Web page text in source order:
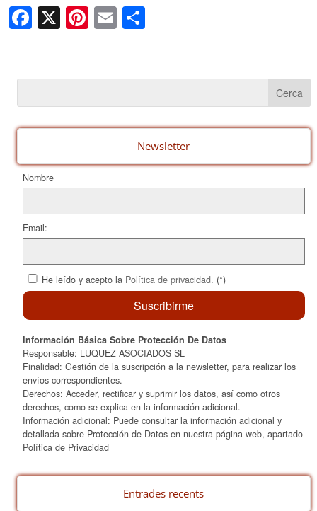
F
a
e
b
o
k
X Pi
nt
e
st
E
m
C
p
ar
te
ix
Newsletter
Nombre
Email:
He leído y acepto la Política de privacidad. (*)
Información Básica Sobre Protección De Datos
Responsable: LUQUEZ ASOCIADOS SL
Finalidad: Gestión de la suscripción a la newsletter, para realizar los
envíos correspondientes.
Derechos: Acceder, rectificar y suprimir los datos, así como otros
derechos, como se explica en la información adicional.
Información adicional: Puede consultar la información adicional y
detallada sobre Protección de Datos en nuestra página web, apartado
Política de Privacidad
Entrades recents